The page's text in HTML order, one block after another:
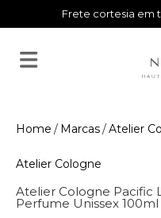
Frete cortesia em
Marcas Atelier
Atelier Cologne
Atelier Cologne Pacific
Perfume Unissex 100ml